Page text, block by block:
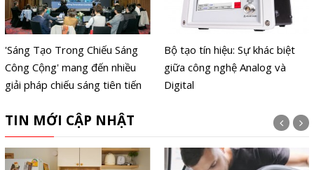
'Sáng Tạo Trong Chiếu Sáng
Công Cộng' mang đến nhiều
giải pháp chiếu sáng tiên tiến
Bộ tạo tín hiệu: Sự khác biệt
giữa công nghệ Analog và
Digital
TIN MỚI CẬP NHẬT